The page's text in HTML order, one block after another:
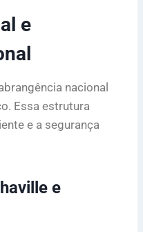
e
nacional
Essa estrutura
e a segurança
e